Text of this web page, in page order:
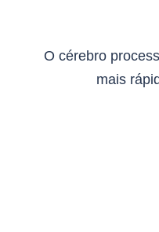
O cérebro
mais